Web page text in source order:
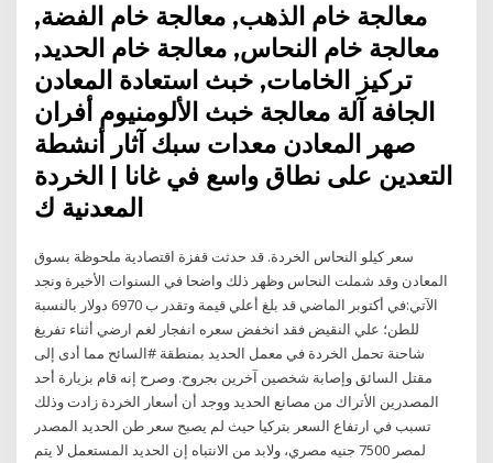
معالجة خام الذهب, معالجة خام الفضة,
معالجة خام النحاس, معالجة خام الحديد,
تركيز الخامات, خبث استعادة المعادن
الجافة آلة معالجة خبث الألومنيوم أفران
صهر المعادن معدات سبك آثار أنشطة
التعدين على نطاق واسع في غانا | الخردة
المعدنية ك
سعر كيلو النحاس الخردة. قد حدثت قفزة اقتصادية ملحوظة بسوق
المعادن وقد شملت النحاس وظهر ذلك واضحا في السنوات الأخيرة ونجد
الآتي:في أكتوبر الماضي قد بلغ أعلي قيمة وتقدر ب 6970 دولار بالنسبة
للطن؛ علي النقيض فقد انخفض سعره انفجار لغم ارضي أثناء تفريغ
شاحنة تحمل الخردة في معمل الحديد بمنطقة #السائح مما أدى إلى
مقتل السائق وإصابة شخصين آخرين بجروح. وصرح إنه قام بزيارة أحد
المصدرين الأتراك من مصانع الحديد ووجد أن أسعار الخردة زادت وذلك
تسبب في ارتفاع السعر بتركيا حيث لم يصبح سعر طن الحديد المصدر
لمصر 7500 جنيه مصري، ولابد من الانتباه إن الحديد المستعمل لا يتم